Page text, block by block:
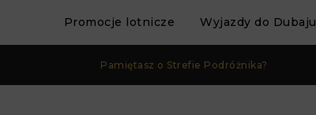
Promocje lotnicze Wyjazdy do Dubaju
Pamiętasz o Strefie Podróżnika?